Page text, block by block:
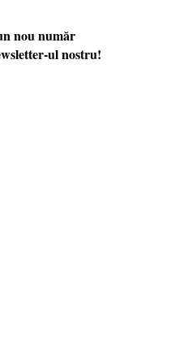
nou număr
ul nostru!